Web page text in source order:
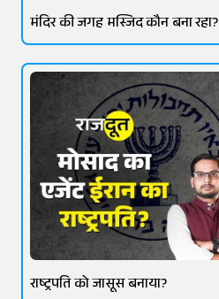
मंदिर की जगह मस्जिद कौन बना रहा?
राष्ट्रपति को जासूस बनाया?